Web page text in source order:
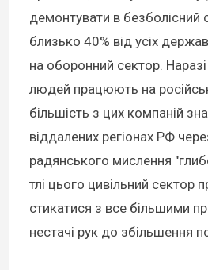
демонтувати в безболісний
близько 40% від усіх
на оборонний сектор.
людей працюють на
більшість з цих компаній
віддалених регіонах РФ
радянського мислення
тлі цього цивільний сектор
стикатися з все більшими
нестачі рук до збільшення